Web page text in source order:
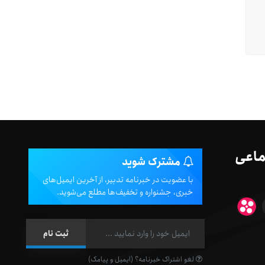
مشترک شوید
با عضویت در خبرنامه تدبیر، از آخرین ایمیل‌های
خبری، جشنواره و تخفیف‌ها مطلع می‌شوید.
لغو اشتراک خبرنامه؟ (ایمیل و پیامک)